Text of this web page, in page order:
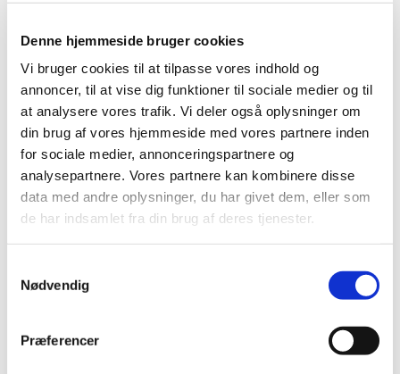
Denne hjemmeside bruger cookies
Vi bruger cookies til at tilpasse vores indhold og
annoncer, til at vise dig funktioner til sociale medier og til
at analysere vores trafik. Vi deler også oplysninger om
din brug af vores hjemmeside med vores partnere inden
for sociale medier, annonceringspartnere og
analysepartnere. Vores partnere kan kombinere disse
data med andre oplysninger, du har givet dem, eller som
de har indsamlet fra din brug af deres tjenester.
Nødvendig
Præferencer
Fabrikant: Baxter Healthcare SA
Fabrikantens referencenummer: FCA-2014-130
Lægemiddelstyrelsens sagsnummer: 2015014946
Emner
Medicinsk udstyr
Sikkerhedsmeddelelse om MiniCap beskyttelseshætte (pdf -